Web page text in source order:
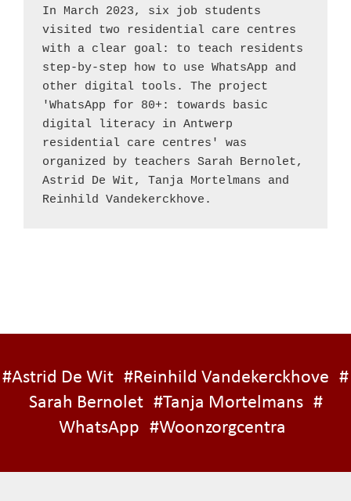
In March 2023, six job students
visited two residential care centres
with a clear goal: to teach residents
step-by-step how to use WhatsApp and
other digital tools. The project
'WhatsApp for 80+: towards basic
digital literacy in Antwerp
residential care centres' was
organized by teachers Sarah Bernolet,
Astrid De Wit, Tanja Mortelmans and
Reinhild Vandekerckhove.
#Astrid De Wit #Reinhild Vandekerckhove #
Sarah Bernolet #Tanja Mortelmans #
WhatsApp #Woonzorgcentra